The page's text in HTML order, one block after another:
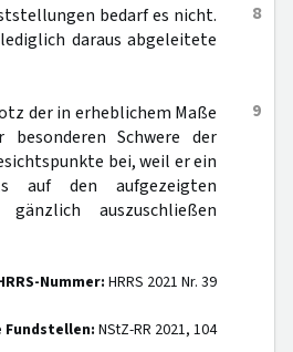
8
bedarf es nicht.
daraus abgeleitete
9
der in erheblichem Maße
Schwere der
bei, weil er ein
auf den aufgezeigten
auszuschließen
Nummer: HRRS 2021 Nr. 39
Fundstellen: NStZ-RR 2021, 104